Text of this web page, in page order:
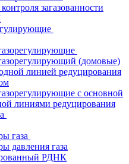
загазованности
(домовые)
линией редуцирования
с основной
линиями редуцирования
газа
давления газа
РДНК